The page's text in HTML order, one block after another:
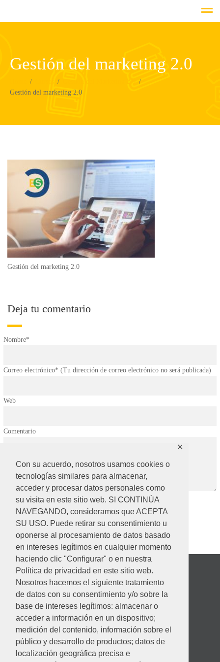
Con su acuerdo, nosotros usamos cookies o
tecnologías similares para almacenar,
acceder y procesar datos personales como
su visita en este sitio web. SI CONTINÚA
NAVEGANDO, consideramos que ACEPTA
SU USO. Puede retirar su consentimiento u
oponerse al procesamiento de datos basado
en intereses legítimos en cualquier momento
haciendo clic "Configurar" o en nuestra
Política de privacidad en este sitio web.
Nosotros hacemos el siguiente tratamiento
de datos con su consentimiento y/o sobre la
base de intereses legítimos: almacenar o
acceder a información en un dispositivo;
medición del contenido, información sobre el
público y desarrollo de productos; datos de
localización geográfica precisa e
✕
Gestión del marketing 2.0
Gestión del marketing 2.0
Gestión del marketing 2.0
Deja tu comentario
Nombre*
Correo electrónico* (Tu dirección de correo electrónico no será publicada)
Web
Comentario